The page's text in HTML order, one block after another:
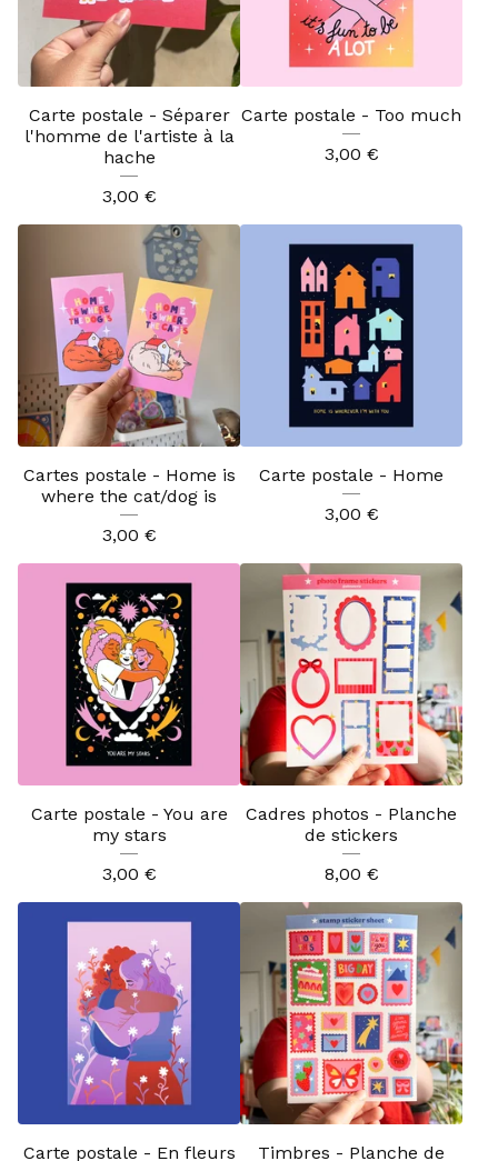
Carte postale - Séparer
l'homme de l'artiste à la
hache
3,00 €
Carte postale - Too much
3,00 €
Cartes postale - Home is
where the cat/dog is
3,00 €
Carte postale - Home
3,00 €
Carte postale - You are
my stars
3,00 €
Cadres photos - Planche
de stickers
8,00 €
Carte postale - En fleurs Timbres - Planche de